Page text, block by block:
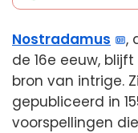
Nostradamus
,
de 16e eeuw,
bron van intrige.
gepubliceerd in
voorspellingen